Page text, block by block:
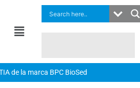
Menú
de la marca BPC BioSed